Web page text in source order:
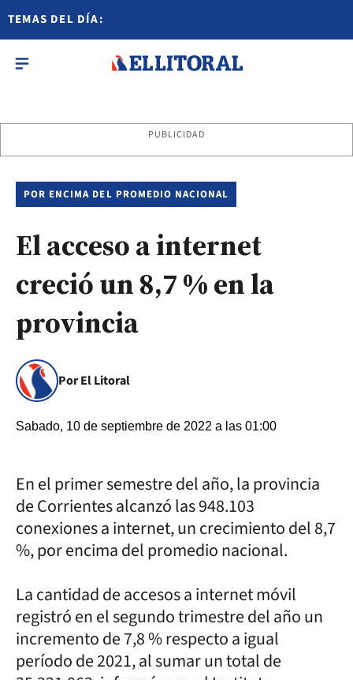
TEMAS DEL DÍA:
PUBLICIDAD
POR ENCIMA DEL PROMEDIO NACIONAL
El acceso a internet
creció un 8,7 % en la
provincia
Por El Litoral
Sabado, 10 de septiembre de 2022 a las 01:00
En el primer semestre del año, la provincia
de Corrientes alcanzó las 948.103
conexiones a internet, un crecimiento del 8,7
%, por encima del promedio nacional.
La cantidad de accesos a internet móvil
registró en el segundo trimestre del año un
incremento de 7,8 % respecto a igual
período de 2021, al sumar un total de